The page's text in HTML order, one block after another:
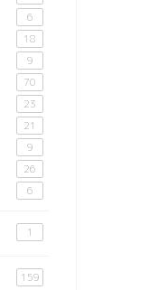
6
18
9
70
23
21
9
26
6
1
159